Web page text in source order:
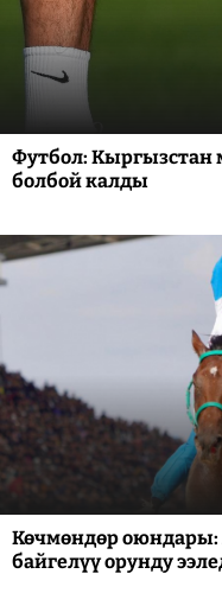
Футбол:
болбой калды
Көчмөндөр оюндары:
байгелүү орунду